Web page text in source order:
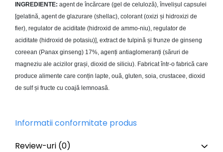
INGREDIENTE: agent de încărcare (gel de celuloză), învelișul capsulei
[gelatină, agent de glazurare (shellac), colorant (oxizi și hidroxizi de
fier), regulator de aciditate (hidroxid de ammo-niu), regulator de
aciditate (hidroxid de potasiu)], extract de tulpină și frunze de ginseng
coreean (Panax ginseng) 17%, agenți antiaglomeranți (săruri de
magneziu ale acizilor grași, dioxid de siliciu). Fabricat într-o fabrică care
produce alimente care conțin lapte, ouă, gluten, soia, crustacee, dioxid
de sulf și fructe cu coajă lemnoasă.
Informatii conformitate produs
Review-uri (0)